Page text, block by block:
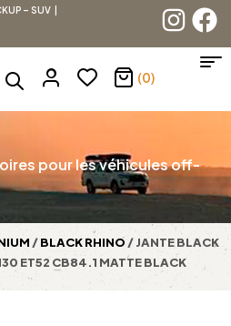
– SUV |
(0)
pour les véhicules off-
/BLACK RHINO / JANTE BLACK
ET52 CB84.1 MATTE BLACK